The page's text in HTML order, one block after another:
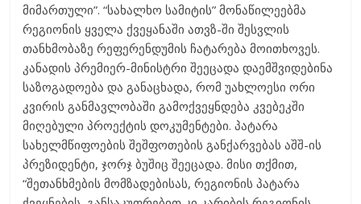
მიმართული”. “სახალხო სამიტის” მონაწილეებმა
რეგიონის ყველა ქვეყანაში ათვზ-ში შესვლის
თანხმობაზე რეფერენდუმის ჩატარება მოითხოვეს.
კანადის პრემიერ-მინისტრი შეეცადა დაემშვიდებინა
საზოგადოება და განაცხადა, რომ უახლოესი ორი
კვირის განმავლობაში გამოქვეყნდება კვებეკში
მიღებული პროექტის დოკუმენტები. პატარა
სახელმწიფოების შეშფოთების განქარვებას აშშ-ის
პრეზიდენტი, ჯორჯ ბუშიც შეეცადა. მისი თქმით,
“შეთანხმების მომზადებისას, რეგიონის პატარა